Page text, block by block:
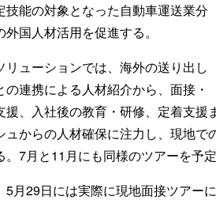
技能の対象となった自動車運送業分
外国人材活用を促進する。
リューションでは、海外の送り出し
の連携による人材紹介から、面接・
援、入社後の教育・研修、定着支
ュからの人材確保に注力し、現地
。7月と11月にも同様のツアーを予定
5月29日には実際に現地面接ツアー